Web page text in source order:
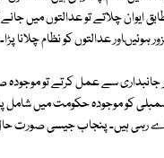
ایوان چلاتے تو عدالتوں میں
عدالتوں کو نظام چلانا پڑا۔
جانبداری سے عمل کرتے تو
کو موجودہ حکومت میں شامل
دے رہی ہیں۔ پنجاب جیسی صورت